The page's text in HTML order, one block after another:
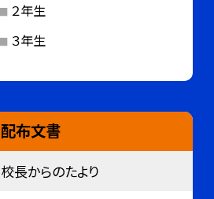
２年生
３年生
配布文書
校長からのたより